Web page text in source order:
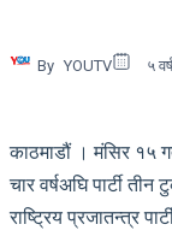
By YOUTV ५
काठमाडौं । मंसिर १५
चार वर्षअघि पार्टी
राष्ट्रिय प्रजातन्त्र